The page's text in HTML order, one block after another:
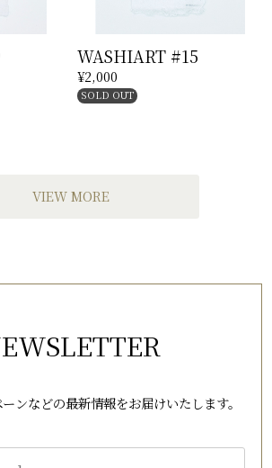
WASHIART #15
¥2,000
SOLD OUT
VIEW MORE
ンなどの最新情報をお届けいたします。